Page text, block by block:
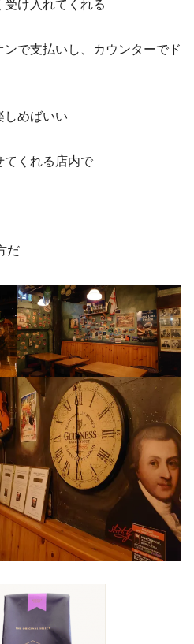
け入れてくれる
で支払いし、カウンターでド
しめばいい
てくれる店内で
だ